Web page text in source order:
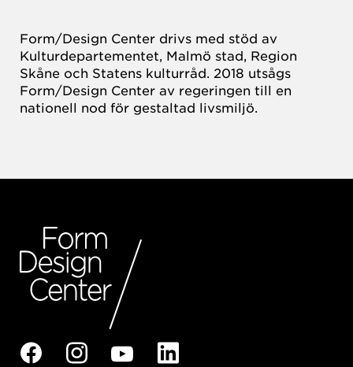
Form/Design Center drivs med stöd av
Kulturdepartementet, Malmö stad, Region
Skåne och Statens kulturråd. 2018 utsågs
Form/Design Center av regeringen till en
nationell nod för gestaltad livsmiljö.